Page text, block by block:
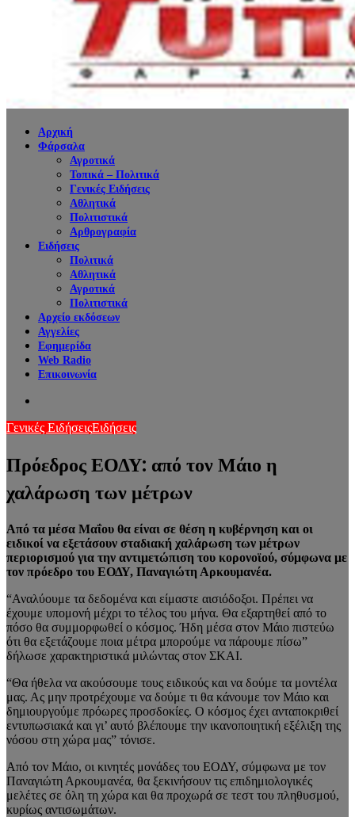
Αρχική
Φάρσαλα
Αγροτικά
Τοπικά – Πολιτικά
Γενικές Ειδήσεις
Αθλητικά
Πολιτιστικά
Αρθρογραφία
Ειδήσεις
Πολιτικά
Αθλητικά
Αγροτικά
Πολιτιστικά
Αρχείο εκδόσεων
Αγγελίες
Εφημερίδα
Web Radio
Επικοινωνία
Γενικές ΕιδήσειςΕιδήσεις
Πρόεδρος ΕΟΔΥ: από τον Μάιο η
χαλάρωση των μέτρων
Από τα μέσα Μαΐου θα είναι σε θέση η κυβέρνηση και οι
ειδικοί να εξετάσουν σταδιακή χαλάρωση των μέτρων
περιορισμού για την αντιμετώπιση του κορονοϊού, σύμφωνα με
τον πρόεδρο του ΕΟΔΥ, Παναγιώτη Αρκουμανέα.
“Αναλύουμε τα δεδομένα και είμαστε αισιόδοξοι. Πρέπει να
έχουμε υπομονή μέχρι το τέλος του μήνα. Θα εξαρτηθεί από το
πόσο θα συμμορφωθεί ο κόσμος. Ήδη μέσα στον Μάιο πιστεύω
ότι θα εξετάζουμε ποια μέτρα μπορούμε να πάρουμε πίσω”
δήλωσε χαρακτηριστικά μιλώντας στον ΣΚΑΙ.
“Θα ήθελα να ακούσουμε τους ειδικούς και να δούμε τα μοντέλα
μας. Ας μην προτρέχουμε να δούμε τι θα κάνουμε τον Μάιο και
δημιουργούμε πρόωρες προσδοκίες. Ο κόσμος έχει ανταποκριθεί
εντυπωσιακά και γι’ αυτό βλέπουμε την ικανοποιητική εξέλιξη της
νόσου στη χώρα μας” τόνισε.
Από τον Μάιο, οι κινητές μονάδες του ΕΟΔΥ, σύμφωνα με τον
Παναγιώτη Αρκουμανέα, θα ξεκινήσουν τις επιδημιολογικές
μελέτες σε όλη τη χώρα και θα προχωρά σε τεστ του πληθυσμού,
κυρίως αντισωμάτων.